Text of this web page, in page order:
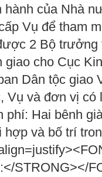
hành của Nhà
Vụ để tham
2 Bộ trưởng
giao cho Cục
Dân tộc giao
Vụ và đơn vị có
phí: Hai bênh
hợp và bố trí
STRONG></